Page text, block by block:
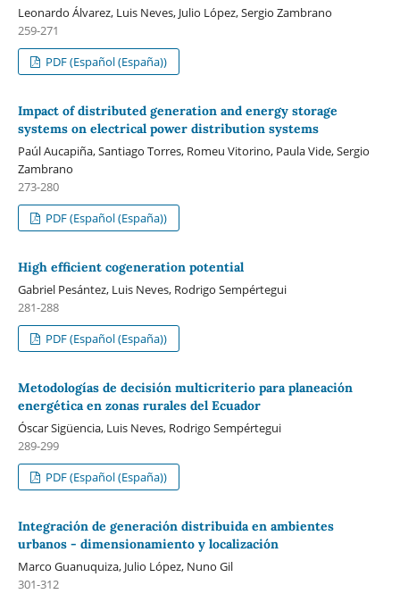
Leonardo Álvarez, Luis Neves, Julio López, Sergio Zambrano
259-271
PDF (Español (España))
Impact of distributed generation and energy storage
systems on electrical power distribution systems
Paúl Aucapiña, Santiago Torres, Romeu Vitorino, Paula Vide, Sergio
Zambrano
273-280
PDF (Español (España))
High efficient cogeneration potential
Gabriel Pesántez, Luis Neves, Rodrigo Sempértegui
281-288
PDF (Español (España))
Metodologías de decisión multicriterio para planeación
energética en zonas rurales del Ecuador
Óscar Sigüencia, Luis Neves, Rodrigo Sempértegui
289-299
PDF (Español (España))
Integración de generación distribuida en ambientes
urbanos - dimensionamiento y localización
Marco Guanuquiza, Julio López, Nuno Gil
301-312